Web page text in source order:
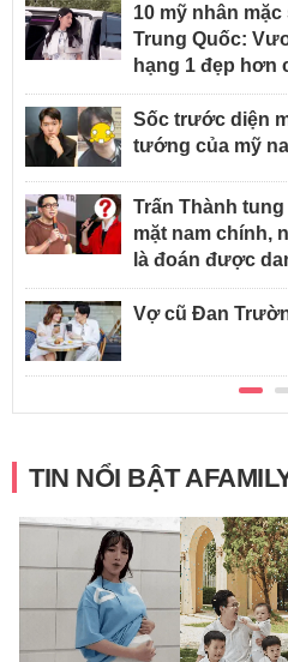
10 mỹ nhân
Trung Quốc:
hạng 1 đẹp hơn
Sốc trước diện
tướng của mỹ
Trấn Thành
mặt nam chính,
là đoán được
Vợ cũ Đan
TIN NỔI BẬT